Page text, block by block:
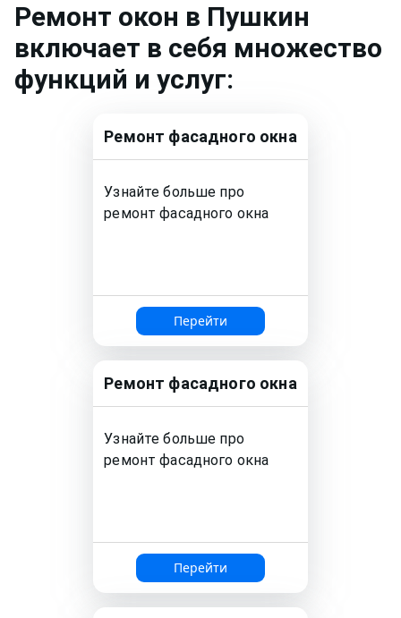
Ремонт окон в Пушкин
включает в себя множество
функций и услуг:
Ремонт фасадного окна
Узнайте больше про
ремонтфасадного окна
Перейти
Ремонт фасадного окна
Узнайте больше про
ремонтфасадного окна
Перейти